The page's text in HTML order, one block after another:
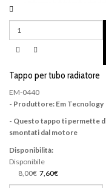
Tappo per tubo radiatore
EM-0440
- Produttore: Em Tecnology
- Questo tappo ti permette
smontati dal motore
Disponibilità:
Disponibile
8,00€ 7,60€